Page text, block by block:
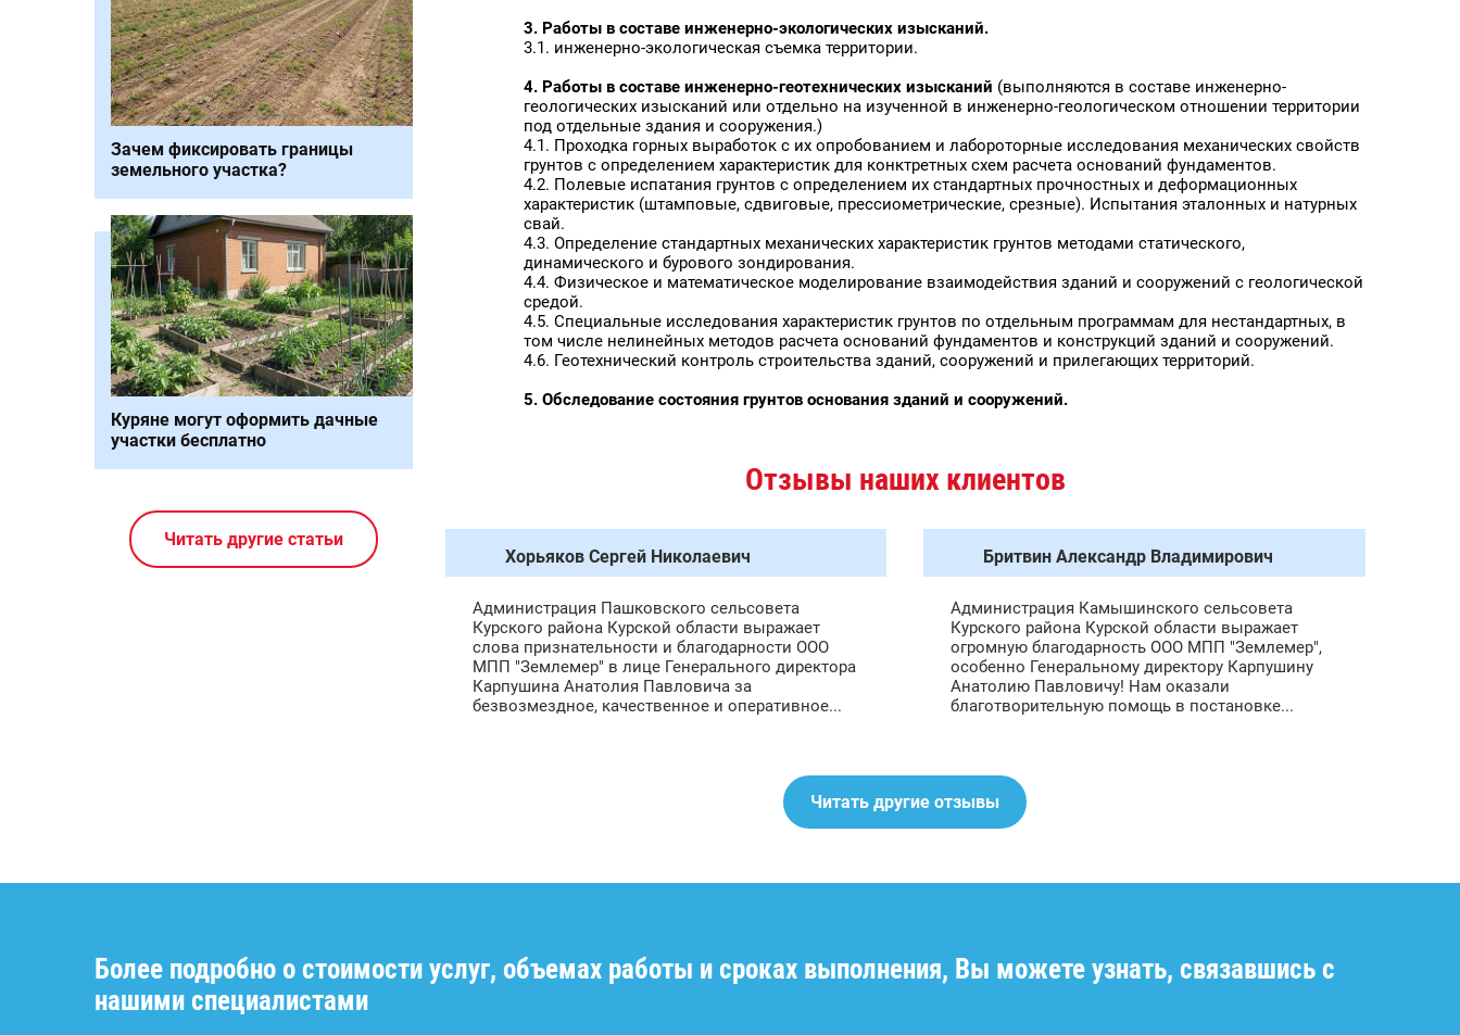
Зачем фиксировать границы
земельного участка?
Куряне могут оформить дачные
участки бесплатно
Читать другие статьи
3. Работы в составе инженерно-экологических изысканий.
3.1. инженерно-экологическая съемка территории.
4. Работы в составе инженерно-геотехнических изысканий (выполняются в составе инженерно-
геологических изысканий или отдельно на изученной в инженерно-геологическом отношении территории
под отдельные здания и сооружения.)
4.1. Проходка горных выработок с их опробованием и лабороторные исследования механических свойств
грунтов с определением характеристик для конктретных схем расчета оснований фундаментов.
4.2. Полевые испатания грунтов с определением их стандартных прочностных и деформационных
характеристик (штамповые, сдвиговые, прессиометрические, срезные). Испытания эталонных и натурных
свай.
4.3. Определение стандартных механических характеристик грунтов методами статического,
динамического и бурового зондирования.
4.4. Физическое и математическое моделирование взаимодействия зданий и сооружений с геологической
средой.
4.5. Специальные исследования характеристик грунтов по отдельным программам для нестандартных, в
том числе нелинейных методов расчета оснований фундаментов и конструкций зданий и сооружений.
4.6. Геотехнический контроль строительства зданий, сооружений и прилегающих территорий.
5. Обследование состояния грунтов основания зданий и сооружений.
Отзывы наших клиентов
Хорьяков Сергей Николаевич
Администрация Пашковского сельсовета
Курского района Курской области выражает
слова признательности и благодарности ООО
МПП "Землемер" в лице Генерального директора
Карпушина Анатолия Павловича за
безвозмездное, качественное и оперативное...
Бритвин Александр Владимирович
Администрация Камышинского сельсовета
Курского района Курской области выражает
огромную благодарность ООО МПП "Землемер",
особенно Генеральному директору Карпушину
Анатолию Павловичу! Нам оказали
благотворительную помощь в постановке...
Читать другие отзывы
Более подробно о стоимости услуг, объемах работы и сроках выполнения, Вы можете узнать, связавшись с
нашими специалистами